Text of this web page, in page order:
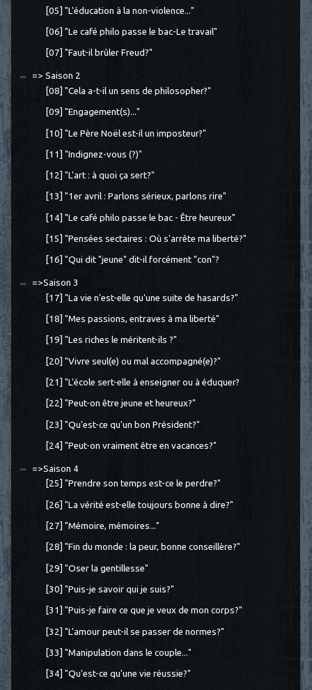
[05] "L'éducation à la non-violence..."
[06] "Le café philo passe le bac-Le travail"
[07] "Faut-il brûler Freud?"
=> Saison 2
[08] "Cela a-t-il un sens de philosopher?"
[09] "Engagement(s)..."
[10] "Le Père Noël est-il un imposteur?"
[11] "Indignez-vous (?)"
[12] "L'art : à quoi ça sert?"
[13] "1er avril : Parlons sérieux, parlons rire"
[14] "Le café philo passe le bac - Être heureux"
[15] "Pensées sectaires : Où s'arrête ma liberté?"
[16] "Qui dit "jeune" dit-il forcément "con"?
=>Saison 3
[17] "La vie n'est-elle qu'une suite de hasards?"
[18] "Mes passions, entraves à ma liberté"
[19] "Les riches le méritent-ils ?"
[20] "Vivre seul(e) ou mal accompagné(e)?"
[21] "L'école sert-elle à enseigner ou à éduquer?
[22] "Peut-on être jeune et heureux?"
[23] "Qu'est-ce qu'un bon Président?"
[24] "Peut-on vraiment être en vacances?"
=>Saison 4
[25] "Prendre son temps est-ce le perdre?"
[26] "La vérité est-elle toujours bonne à dire?"
[27] "Mémoire, mémoires..."
[28] "Fin du monde : la peur, bonne conseillère?"
[29] "Oser la gentillesse"
[30] "Puis-je savoir qui je suis?"
[31] "Puis-je faire ce que je veux de mon corps?"
[32] "L'amour peut-il se passer de normes?"
[33] "Manipulation dans le couple..."
[34] "Qu'est-ce qu'une vie réussie?"